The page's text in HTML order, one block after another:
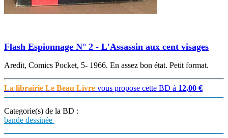
Flash Espionnage N° 2 - L'Assassin aux cent visages
Aredit, Comics Pocket, 5- 1966. En assez bon état. Petit format.
La librairie Le Beau Livre vous propose cette BD à 12,00 €
Categorie(s) de la BD :
bande dessinée